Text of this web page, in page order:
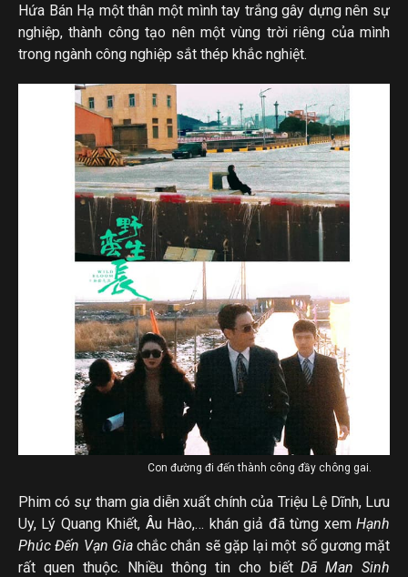
Hứa Bán Hạ một thân một mình tay trắng gây dựng nên sự
nghiệp, thành công tạo nên một vùng trời riêng của mình
trong ngành công nghiệp sắt thép khắc nghiệt.
Con đường đi đến thành công đầy chông gai.
Phim có sự tham gia diễn xuất chính của Triệu Lệ Dĩnh, Lưu
Uy, Lý Quang Khiết, Âu Hào,… khán giả đã từng xem Hạnh
Phúc Đến Vạn Giachắc chắn sẽ gặp lại một số gương mặt
rất quen thuộc. Nhiều thông tin cho biếtDã Man Sinh